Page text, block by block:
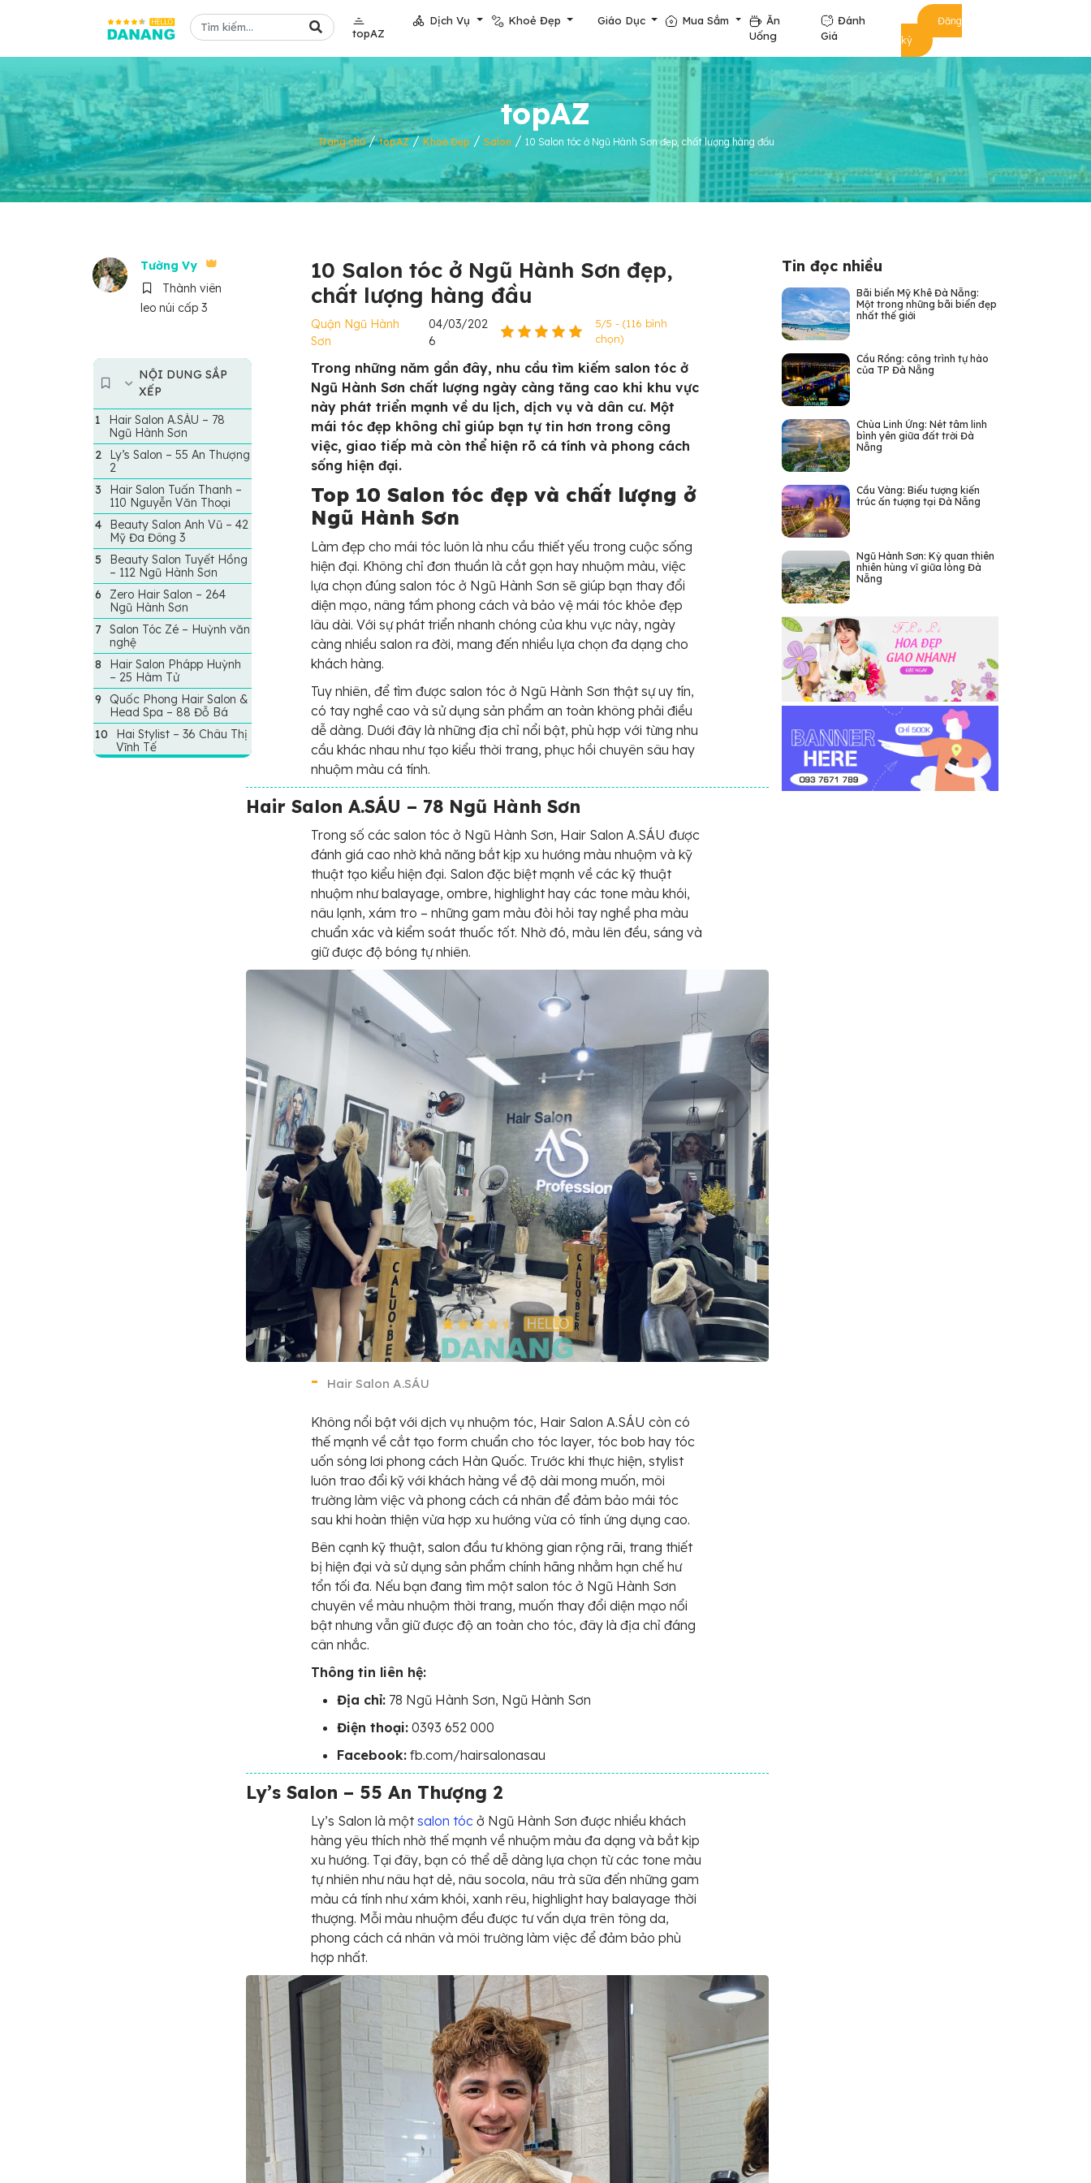
topAZ
Dịch Vụ Khoẻ Đẹp Giáo Dục Mua Sắm
Ăn
Uống
Đánh
Giá
Đăng
ký
topAZ
Trang chủ/topAZ/Khoẻ Đẹp / Salon / 10 Salon tóc ở Ngũ Hành Sơn đẹp, chất lượng hàng đầu
Tường Vy
Thành viên
leo núi cấp 3
10 Salon tóc ở Ngũ Hành Sơn đẹp,
chất lượng hàng đầu
Quận Ngũ Hành
Sơn
04/03/202
6
5/5 - (116 bình
chọn)
NỘI DUNG SẮP
XẾP
Hair Salon A.SÁU – 78
Ngũ Hành Sơn
Ly’s Salon – 55 An Thượng
2
Hair Salon Tuấn Thanh –
110 Nguyễn Văn Thoại
Beauty Salon Anh Vũ – 42
Mỹ Đa Đông 3
Beauty Salon Tuyết Hồng
– 112 Ngũ Hành Sơn
Zero Hair Salon – 264
Ngũ Hành Sơn
Salon Tóc Zé – Huỳnh văn
nghệ
Hair Salon Phápp Huỳnh
– 25 Hàm Tử
Quốc Phong Hair Salon &
Head Spa – 88 Đỗ Bá
Hai Stylist – 36 Châu Thị
Vĩnh Tế
Trong những năm gần đây, nhu cầu tìm kiếm salon tóc ở
Ngũ Hành Sơn chất lượng ngày càng tăng cao khi khu vực
này phát triển mạnh về du lịch, dịch vụ và dân cư. Một
mái tóc đẹp không chỉ giúp bạn tự tin hơn trong công
việc, giao tiếp mà còn thể hiện rõ cá tính và phong cách
sống hiện đại.
Top 10 Salon tóc đẹp và chất lượng ở
Ngũ Hành Sơn
Làm đẹp cho mái tóc luôn là nhu cầu thiết yếu trong cuộc sống
hiện đại. Không chỉ đơn thuần là cắt gọn hay nhuộm màu, việc
lựa chọn đúng salon tóc ở Ngũ Hành Sơn sẽ giúp bạn thay đổi
diện mạo, nâng tầm phong cách và bảo vệ mái tóc khỏe đẹp
lâu dài. Với sự phát triển nhanh chóng của khu vực này, ngày
càng nhiều salon ra đời, mang đến nhiều lựa chọn đa dạng cho
khách hàng.
Tuy nhiên, để tìm được salon tóc ở Ngũ Hành Sơn thật sự uy tín,
có tay nghề cao và sử dụng sản phẩm an toàn không phải điều
dễ dàng. Dưới đây là những địa chỉ nổi bật, phù hợp với từng nhu
cầu khác nhau như tạo kiểu thời trang, phục hồi chuyên sâu hay
nhuộm màu cá tính.
Hair Salon A.SÁU – 78 Ngũ Hành Sơn
Trong số các salon tóc ở Ngũ Hành Sơn, Hair Salon A.SÁU được
đánh giá cao nhờ khả năng bắt kịp xu hướng màu nhuộm và kỹ
thuật tạo kiểu hiện đại. Salon đặc biệt mạnh về các kỹ thuật
nhuộm như balayage, ombre, highlight hay các tone màu khói,
nâu lạnh, xám tro – những gam màu đòi hỏi tay nghề pha màu
chuẩn xác và kiểm soát thuốc tốt. Nhờ đó, màu lên đều, sáng và
giữ được độ bóng tự nhiên.
Hair Salon A.SÁU
Không nổi bật với dịch vụ nhuộm tóc, Hair Salon A.SÁU còn có
thế mạnh về cắt tạo form chuẩn cho tóc layer, tóc bob hay tóc
uốn sóng lơi phong cách Hàn Quốc. Trước khi thực hiện, stylist
luôn trao đổi kỹ với khách hàng về độ dài mong muốn, môi
trường làm việc và phong cách cá nhân để đảm bảo mái tóc
sau khi hoàn thiện vừa hợp xu hướng vừa có tính ứng dụng cao.
Bên cạnh kỹ thuật, salon đầu tư không gian rộng rãi, trang thiết
bị hiện đại và sử dụng sản phẩm chính hãng nhằm hạn chế hư
tổn tối đa. Nếu bạn đang tìm một salon tóc ở Ngũ Hành Sơn
chuyên về màu nhuộm thời trang, muốn thay đổi diện mạo nổi
bật nhưng vẫn giữ được độ an toàn cho tóc, đây là địa chỉ đáng
cân nhắc.
Thông tin liên hệ:
Địa chỉ: 78 Ngũ Hành Sơn, Ngũ Hành Sơn
Điện thoại: 0393 652 000
Facebook: fb.com/hairsalonasau
Ly’s Salon – 55 An Thượng 2
Ly’s Salon là mộtsalon tóc ở Ngũ Hành Sơn được nhiều khách
hàng yêu thích nhờ thế mạnh về nhuộm màu đa dạng và bắt kịp
xu hướng. Tại đây, bạn có thể dễ dàng lựa chọn từ các tone màu
tự nhiên như nâu hạt dẻ, nâu socola, nâu trà sữa đến những gam
màu cá tính như xám khói, xanh rêu, highlight hay balayage thời
thượng. Mỗi màu nhuộm đều được tư vấn dựa trên tông da,
phong cách cá nhân và môi trường làm việc để đảm bảo phù
hợp nhất.
Tin đọc nhiều
Bãi biển Mỹ Khê Đà Nẵng:
Một trong những bãi biển đẹp
nhất thế giới
Cầu Rồng: công trình tự hào
của TP Đà Nẵng
Chùa Linh Ứng: Nét tâm linh
bình yên giữa đất trời Đà
Nẵng
Cầu Vàng: Biểu tượng kiến
trúc ấn tượng tại Đà Nẵng
Ngũ Hành Sơn: Kỳ quan thiên
nhiên hùng vĩ giữa lòng Đà
Nẵng